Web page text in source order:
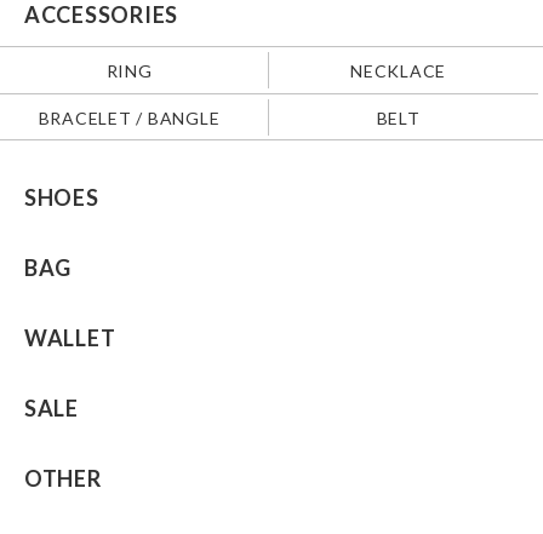
ACCESSORIES
RING NECKLACE
BRACELET / BANGLE BELT
SHOES
BAG
WALLET
SALE
OTHER